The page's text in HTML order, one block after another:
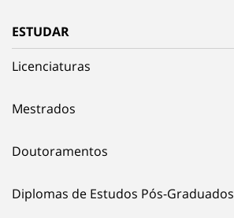
ESTUDAR
Licenciaturas
Mestrados
Doutoramentos
Diplomas de Estudos Pós-Graduados